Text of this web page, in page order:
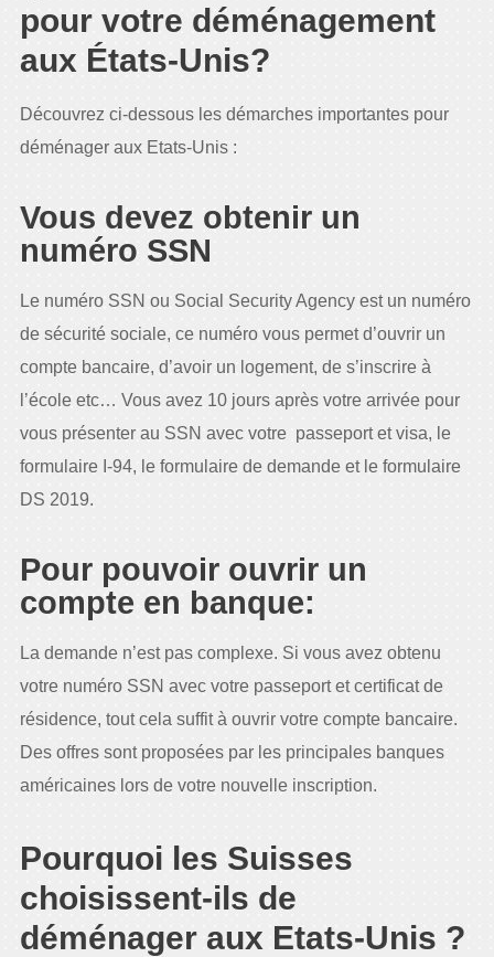
pour votre déménagement
aux États-Unis?
Découvrez ci-dessous les démarches importantes pour
déménager aux Etats-Unis :
Vous devez obtenir un
numéro SSN
Le numéro SSN ou Social Security Agency est un numéro
de sécurité sociale, ce numéro vous permet d’ouvrir un
compte bancaire, d’avoir un logement, de s’inscrire à
l’école etc… Vous avez 10 jours après votre arrivée pour
vous présenter au SSN avec votre passeport et visa, le
formulaire I-94, le formulaire de demande et le formulaire
DS 2019.
Pour pouvoir ouvrir un
compte en banque:
La demande n’est pas complexe. Si vous avez obtenu
votre numéro SSN avec votre passeport et certificat de
résidence, tout cela suffit à ouvrir votre compte bancaire.
Des offres sont proposées par les principales banques
américaines lors de votre nouvelle inscription.
Pourquoi les Suisses
choisissent-ils de
déménager aux Etats-Unis ?